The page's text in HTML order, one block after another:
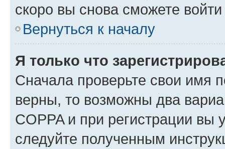
скоро вы снова сможете
Вернуться к началу
Я только что
Сначала проверьте свои имя
верны, то возможны два
COPPA и при регистрации вы
следуйте полученным